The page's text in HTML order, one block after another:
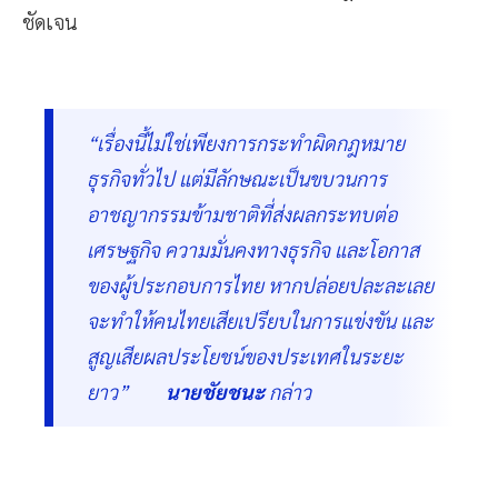
ชัดเจน
“เรื่องนี้ไม่ใช่เพียงการกระทำผิดกฎหมาย
ธุรกิจทั่วไป แต่มีลักษณะเป็นขบวนการ
อาชญากรรมข้ามชาติที่ส่งผลกระทบต่อ
เศรษฐกิจ ความมั่นคงทางธุรกิจ และโอกาส
ของผู้ประกอบการไทย หากปล่อยปละละเลย
จะทำให้คนไทยเสียเปรียบในการแข่งขัน และ
สูญเสียผลประโยชน์ของประเทศในระยะ
ยาว”
นายชัยชนะกล่าว